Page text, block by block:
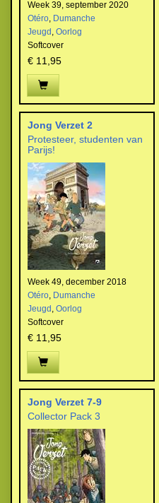
Week 39, september 2020
Otéro, Dumanche
Jeugd , Oorlog
Softcover
€ 11,95
Jong Verzet 2
Protesteer, studenten van
Parijs!
Week 49, december 2018
Otéro, Dumanche
Jeugd , Oorlog
Softcover
€ 11,95
Jong Verzet 7-9
Collector Pack 3